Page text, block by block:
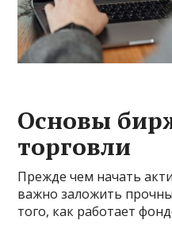
Основы
торговли
Прежде чем начать
важно заложить
того, как работает